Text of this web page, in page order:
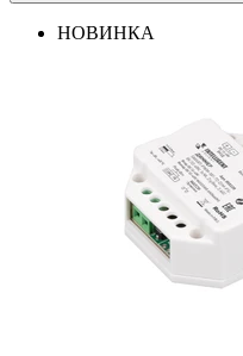
НОВИНКА